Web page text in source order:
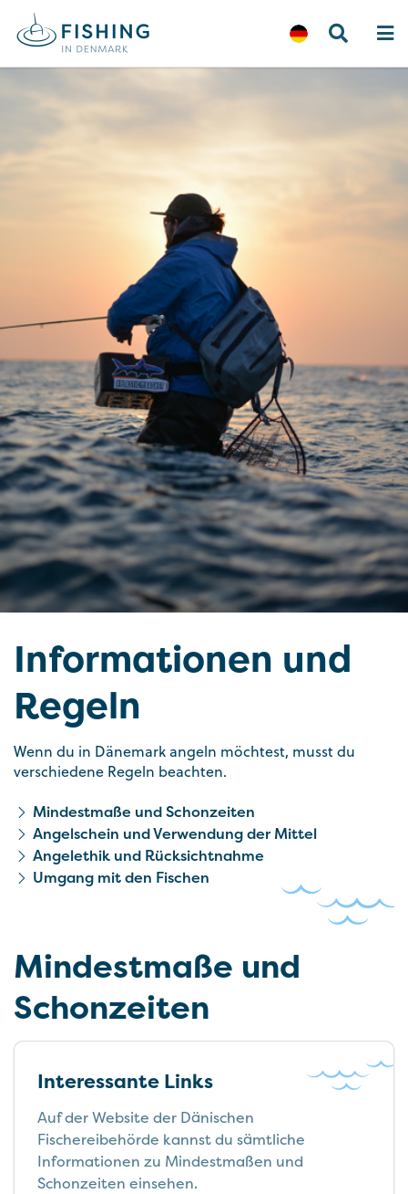
Informationen und
Regeln
Wenn du in Dänemark angeln möchtest, musst du
verschiedene Regeln beachten.
Mindestmaße und Schonzeiten
Angelschein und Verwendung der Mittel
Angelethik und Rücksichtnahme
Umgang mit den Fischen
Mindestmaße und
Schonzeiten
Interessante Links
Auf der Website der Dänischen
Fischereibehörde kannst du sämtliche
Informationen zu Mindestmaßen und
Schonzeiten einsehen.